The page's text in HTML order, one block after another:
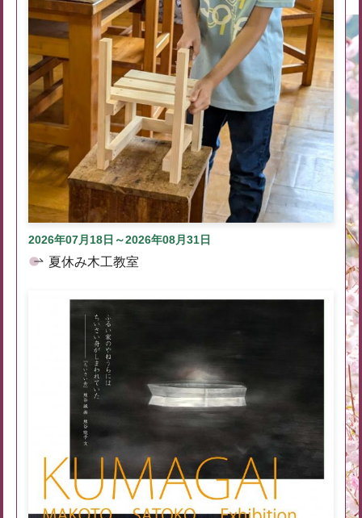
2026年07月18日～2026年08月31日
夏休み木工教室